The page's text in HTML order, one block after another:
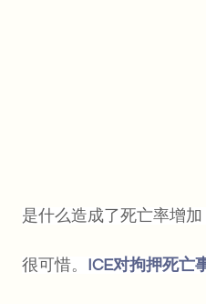
是什么造成了死亡率增
很可惜。 ICE对拘押死亡